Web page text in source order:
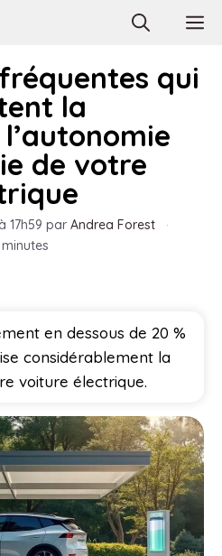
qui
la
de votre
17h59 par Andrea Forest
·
en dessous de 20 %
considérablement la
voiture électrique.